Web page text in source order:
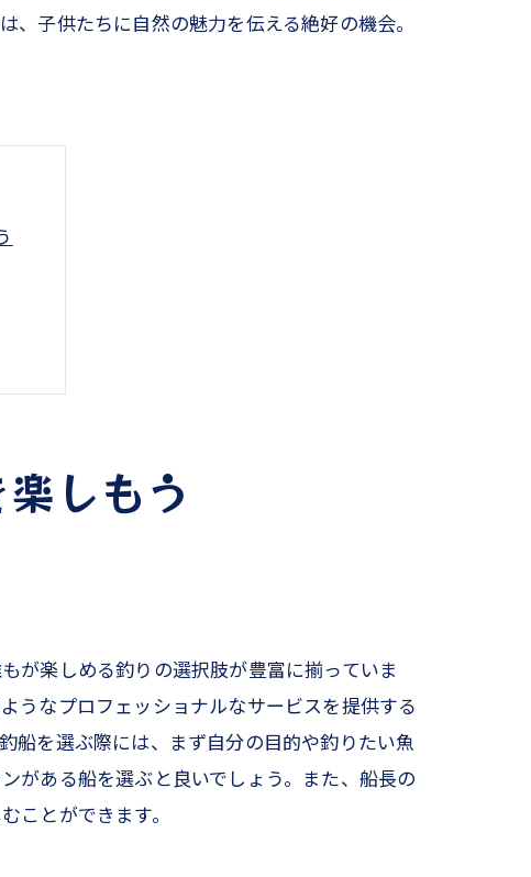
子供たちに自然の魅力を伝える絶好の機会。
法
しもう
が楽しめる釣りの選択肢が豊富に揃っていま
うなプロフェッショナルなサービスを提供する
船を選ぶ際には、まず自分の目的や釣りたい魚
がある船を選ぶと良いでしょう。また、船長の
ことができます。